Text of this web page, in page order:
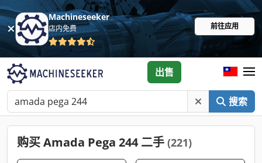
Machineseeker
店内免费 前往应用
搜索
出售
购买 Amada Pega 244 二手 (221)